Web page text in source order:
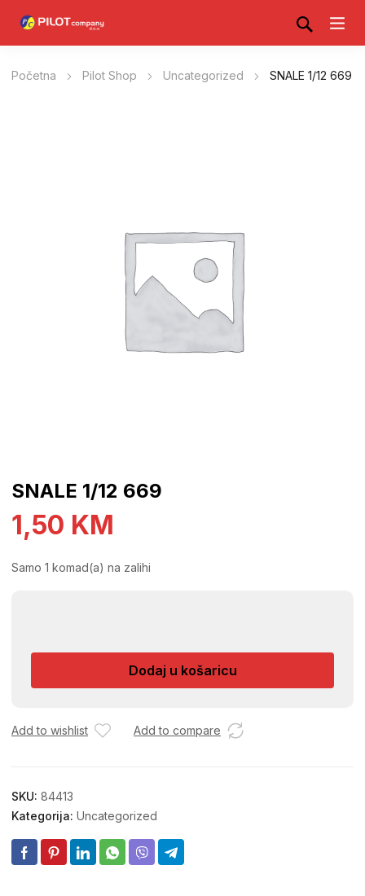
Početna Pilot Shop Uncategorized SNALE 1/12 669
SNALE 1/12 669
1,50 KM
Samo 1 komad(a) na zalihi
669
Dodaj u košaricu
Add to wishlist Add to compare
SKU: 84413
Kategorija: Uncategorized